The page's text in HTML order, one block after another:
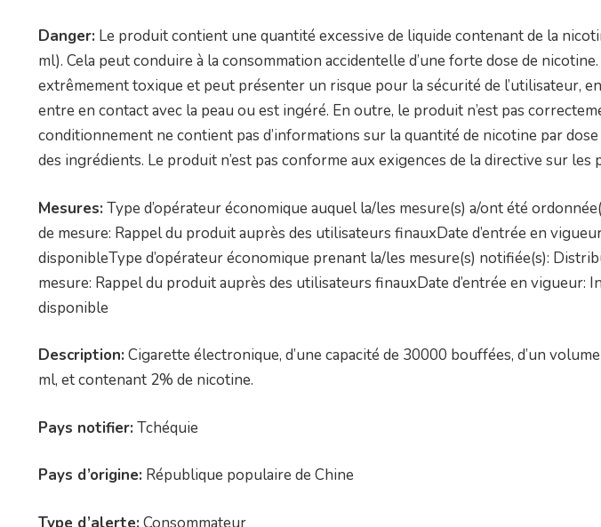
Danger: Le produit contient une quantité excessive de liquide contenant de la
ml). Cela peut conduire à la consommation accidentelle d’une forte dose de
extrêmement toxique et peut présenter un risque pour la sécurité de l’utilisateur,
entre en contact avec la peau ou est ingéré. En outre, le produit n’est pas
conditionnement ne contient pas d’informations sur la quantité de nicotine par
des ingrédients. Le produit n’est pas conforme aux exigences de la directive sur les
Mesures: Type d’opérateur économique auquel la/les mesure(s) a/ont été
de mesure: Rappel du produit auprès des utilisateurs finauxDate d’entrée en
disponibleType d’opérateur économique prenant la/les mesure(s) notifiée(s):
mesure: Rappel du produit auprès des utilisateurs finauxDate d’entrée en vigueur:
disponible
Description: Cigarette électronique, d’une capacité de 30000 bouffées, d’un
ml, et contenant 2% de nicotine.
Pays notifier: Tchéquie
Pays d’origine: République populaire de Chine
Type d’alerte: Consommateur